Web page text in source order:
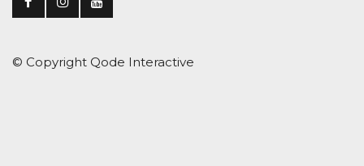
© Copyright Qode Interactive